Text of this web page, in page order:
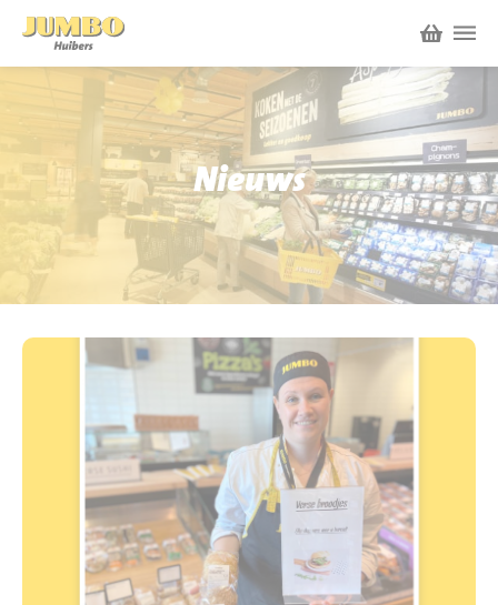
Winkels
P.W.A. Park
Bruïneplein
Nieuws
Acties
Werken bij Jumbo Huibers
Vacatures en Solliciteren
Werken en leren
Jumbo.com
BBQ gigant webshop
Jumbo Huibers Specials
Nieuws